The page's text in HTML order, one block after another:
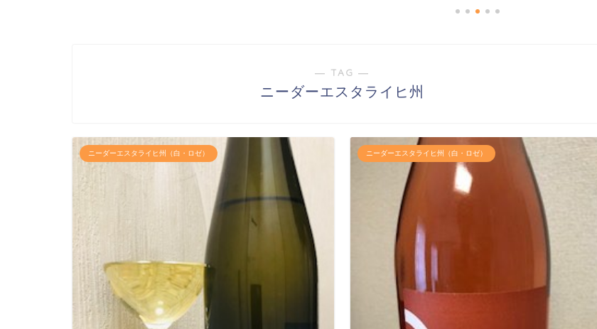
― TAG ―
ニーダーエスタライヒ州
ニーダーエスタライヒ州（白・ロゼ） ニーダーエスタライヒ州（白・ロゼ）